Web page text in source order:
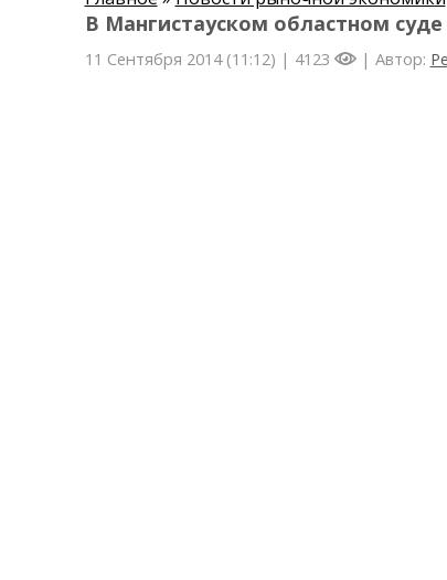
В Мангистауском областном
11 Сентября 2014 (11:12) | 4123 | Автор: